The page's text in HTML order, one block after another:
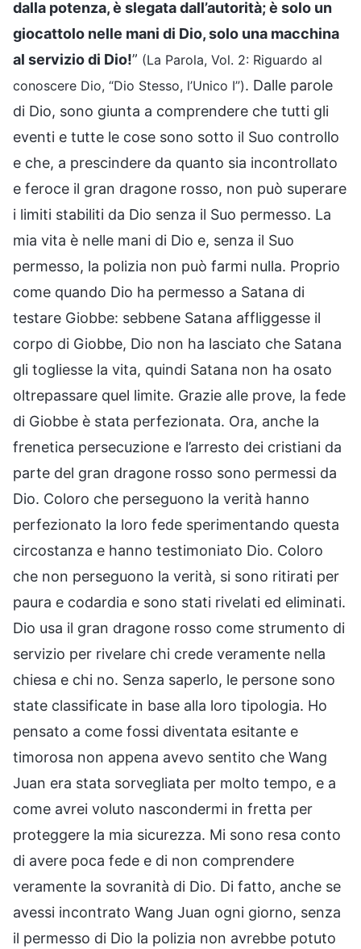
dalla potenza, è slegata dall’autorità; è solo un
giocattolo nelle mani di Dio, solo una macchina
al servizio di Dio!” (La Parola, Vol. 2: Riguardo al
conoscere Dio, “Dio Stesso, l’Unico I”). Dalle parole
di Dio, sono giunta a comprendere che tutti gli
eventi e tutte le cose sono sotto il Suo controllo
e che, a prescindere da quanto sia incontrollato
e feroce il gran dragone rosso, non può superare
i limiti stabiliti da Dio senza il Suo permesso. La
mia vita è nelle mani di Dio e, senza il Suo
permesso, la polizia non può farmi nulla. Proprio
come quando Dio ha permesso a Satana di
testare Giobbe: sebbene Satana affliggesse il
corpo di Giobbe, Dio non ha lasciato che Satana
gli togliesse la vita, quindi Satana non ha osato
oltrepassare quel limite. Grazie alle prove, la fede
di Giobbe è stata perfezionata. Ora, anche la
frenetica persecuzione e l’arresto dei cristiani da
parte del gran dragone rosso sono permessi da
Dio. Coloro che perseguono la verità hanno
perfezionato la loro fede sperimentando questa
circostanza e hanno testimoniato Dio. Coloro
che non perseguono la verità, si sono ritirati per
paura e codardia e sono stati rivelati ed eliminati.
Dio usa il gran dragone rosso come strumento di
servizio per rivelare chi crede veramente nella
chiesa e chi no. Senza saperlo, le persone sono
state classificate in base alla loro tipologia. Ho
pensato a come fossi diventata esitante e
timorosa non appena avevo sentito che Wang
Juan era stata sorvegliata per molto tempo, e a
come avrei voluto nascondermi in fretta per
proteggere la mia sicurezza. Mi sono resa conto
di avere poca fede e di non comprendere
veramente la sovranità di Dio. Di fatto, anche se
avessi incontrato Wang Juan ogni giorno, senza
il permesso di Dio la polizia non avrebbe potuto